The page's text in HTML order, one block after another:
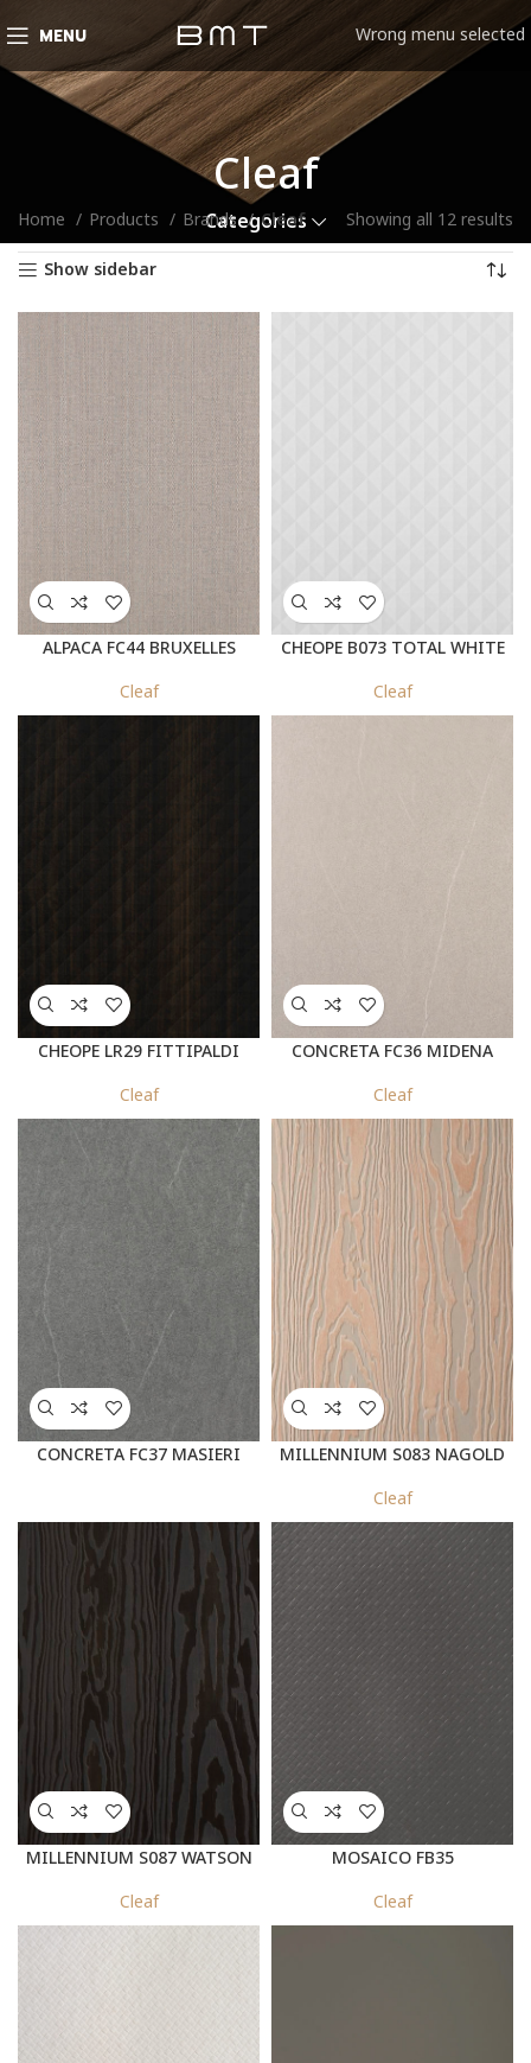
MENU Wrong menu selected
Cleaf
Categories
Home Products Brands Cleaf
Showing all 12 results
Show sidebar
ALPACA FC44 BRUXELLES
Cleaf
CHEOPE B073 TOTAL WHITE
Cleaf
CHEOPE LR29 FITTIPALDI
Cleaf
CONCRETA FC36 MIDENA
Cleaf
CONCRETA FC37 MASIERI MILLENNIUM S083 NAGOLD
Cleaf
MILLENNIUM S087 WATSON
Cleaf
MOSAICO FB35
Cleaf